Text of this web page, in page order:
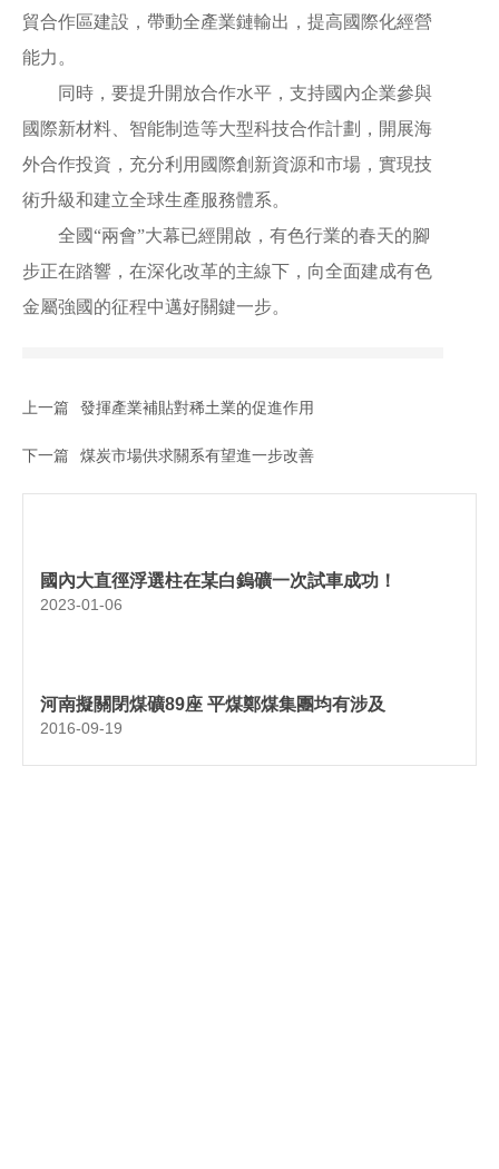
貿合作區建設，帶動全產業鏈輸出，提高國際化經營
能力。
同時，要提升開放合作水平，支持國內企業參與
國際新材料、智能制造等大型科技合作計劃，開展海
外合作投資，充分利用國際創新資源和市場，實現技
術升級和建立全球生產服務體系。
全國“兩會”大幕已經開啟，有色行業的春天的腳
步正在踏響，在深化改革的主線下，向全面建成有色
金屬強國的征程中邁好關鍵一步。
上一篇 發揮產業補貼對稀土業的促進作用
下一篇 煤炭市場供求關系有望進一步改善
國內大直徑浮選柱在某白鎢礦一次試車成功！
2023-01-06
河南擬關閉煤礦89座 平煤鄭煤集團均有涉及
2016-09-19